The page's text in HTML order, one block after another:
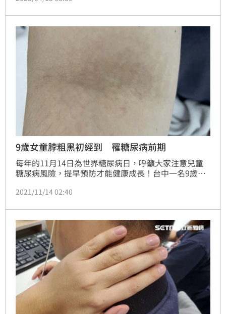
9歲女童脖粗黑初經到 罹糖尿病前期
每年的11月14日為世界糖尿病日，呼籲大家注意兒童
糖尿病風險，提早預防才能健康成長！台中一名9歲的
門診測得身高150公分，體重67公斤，BMI值接近
2021/11/14 02:40